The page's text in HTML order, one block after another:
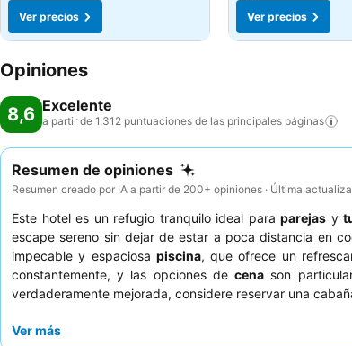
Ver precios
Ver precios
Opiniones
8,6 Excelente
a partir de 1.312 puntuaciones de las principales páginas
Resumen de opiniones
Resumen creado por IA a partir de 200+ opiniones · Última
Este hotel es un refugio tranquilo ideal para parejas y
escape sereno sin dejar de estar a poca distancia en
impecable y espaciosa piscina, que ofrece un
constantemente, y las opciones decena son
verdaderamente mejorada, considere reservar una
Ver más